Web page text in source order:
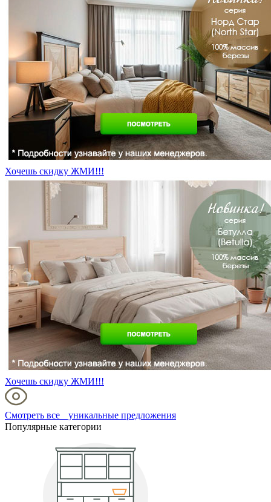
Хочешь скидку ЖМИ!!!
Хочешь скидку ЖМИ!!!
Смотреть все уникальные предложения
Популярные категории